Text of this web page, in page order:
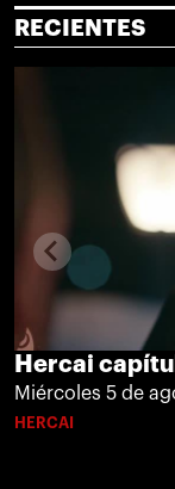
RECIENTES
Hercai
Miércoles 5 de
HERCAI